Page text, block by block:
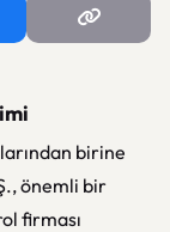
birine
önemli bir
firması